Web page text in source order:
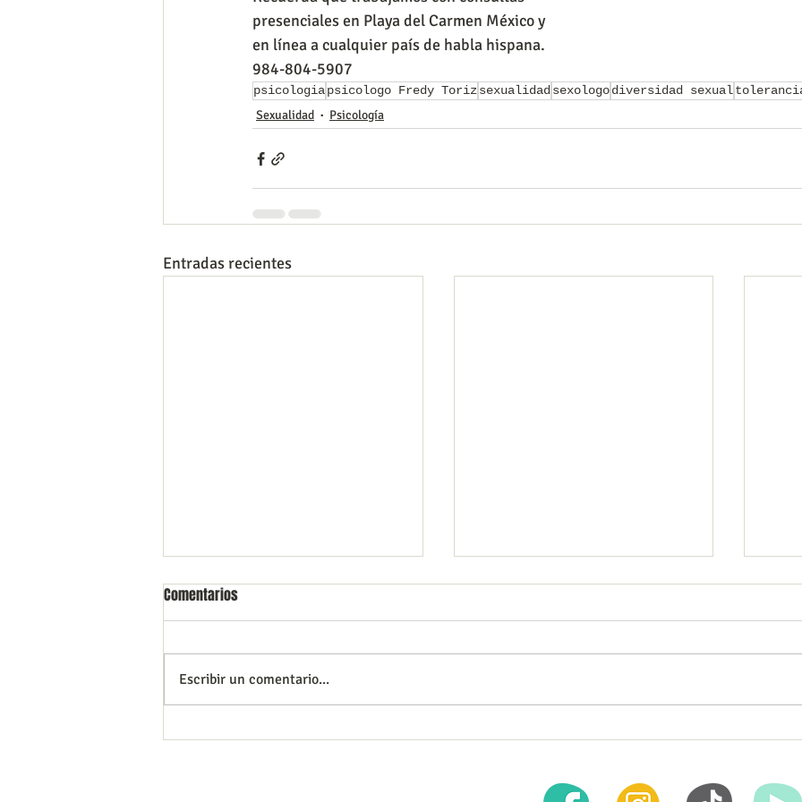
presenciales en Playa del Carmen México y
en línea a cualquier país de habla hispana.
984-804-5907
psicologiapsicologo Fredy Torizsexualidadsexologodiversidad sexual
Sexualidad Psicología
Entradas recientes
La importancia del diagnóstico
Importancia del Trabajo
Tratamiento de Trastornos:
Comentarios
Escribir un comentario...